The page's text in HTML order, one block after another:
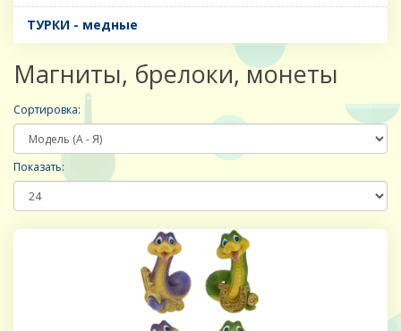
ТУРКИ - медные
Магниты, брелоки, монеты
Сортировка:
Показать: